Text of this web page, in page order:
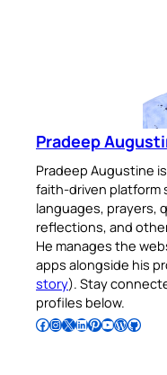
Pradeep
Pradeep Augustine
faith-driven platform
languages, prayers,
reflections, and
He manages the
apps alongside his
story). Stay
profiles below.
Follow Pradeep on Facebook Follow Pradeep on InstagramFollow Pradeep on X Follow Pradeep on LinkedIn Follow Pradeep on Pinterest Subscribe to Pradeep’s Youtube Channel Follow Pradeep on WordPress Follow Pradeep on GitHub